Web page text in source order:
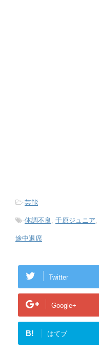
-芸能
-体調不良 千原ジュニア
途中退席
Twitter
Google+
B! はてブ